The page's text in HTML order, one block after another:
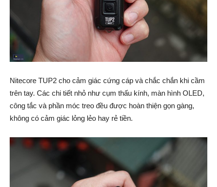
Nitecore TUP2 cho cảm giác cứng cáp và chắc chắn khi cầm
trên tay. Các chi tiết nhỏ như cụm thấu kính, màn hình OLED,
công tắc và phần móc treo đều được hoàn thiện gọn gàng,
không có cảm giác lỏng lẻo hay rẻ tiền.